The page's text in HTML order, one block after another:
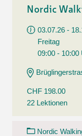
Nordic
03.07.26 -
Freitag
09:00 - 10:00
CHF 198.00
22 Lektionen
Nordic